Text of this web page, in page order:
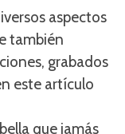
aspectos
también
grabados
este artículo
que jamás